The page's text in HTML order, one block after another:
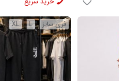
فری سایز L
XL